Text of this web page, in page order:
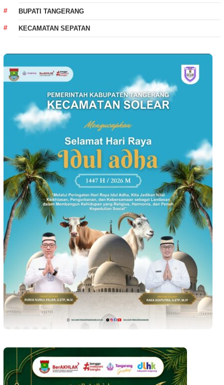
BUPATI TANGERANG
KECAMATAN SEPATAN